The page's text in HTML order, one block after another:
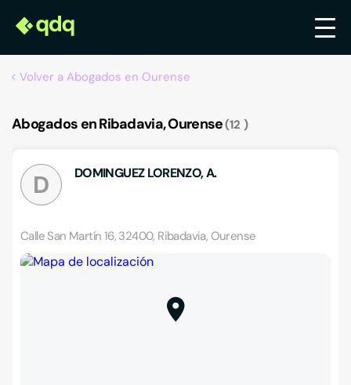
Volver a Abogados en Ourense
Abogados en Ribadavia, Ourense 12
D DOMINGUEZ LORENZO, A.
Calle San Martín 16, 32400, Ribadavia, Ourense